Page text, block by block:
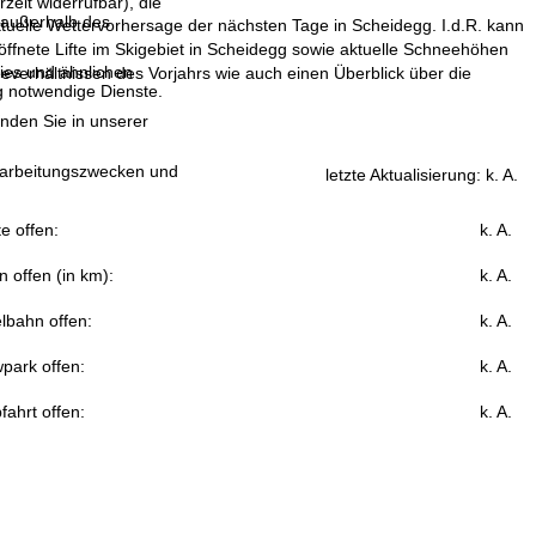
des
und ähnlichen
Dienste.
Sie in unserer
und
Wettervorhersage der nächsten Tage in Scheidegg. I.d.R. kann
Lifte im Skigebiet in Scheidegg sowie aktuelle Schneehöhen
des Vorjahrs wie auch einen Überblick über die
letzte Aktualisierung: k. A.
offen: k. A.
offen (in km): k. A.
offen: k. A.
offen: k. A.
offen: k. A.